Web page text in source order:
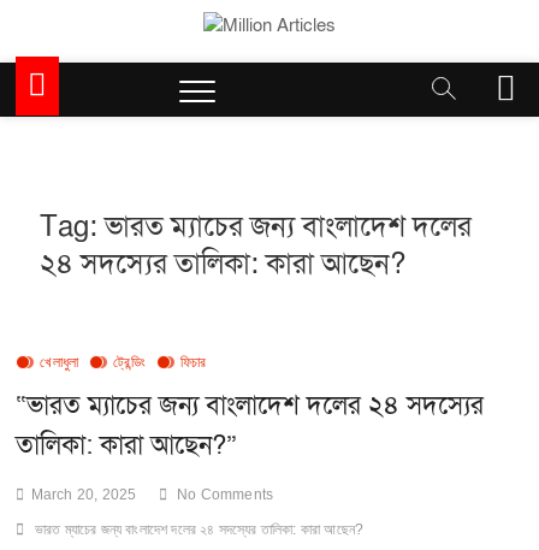
contentMillion Articles
M
e
Tag:ভারত ম্যাচের জন্য বাংলাদেশ দলের
২৪ সদস্যের তালিকা: কারা আছেন?
খেলাধুলা ট্রেন্ডিং ফিচার
“ভারত ম্যাচের জন্য বাংলাদেশ দলের ২৪ সদস্যের
তালিকা: কারা আছেন?”
March 20, 2025 No Comments
ভারত ম্যাচের জন্য বাংলাদেশ দলের ২৪ সদস্যের তালিকা: কারা আছেন?